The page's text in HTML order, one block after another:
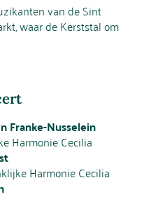
van de Sint
waar de Kerststal om
Franke-Nusselein
Harmonie Cecilia
Harmonie Cecilia